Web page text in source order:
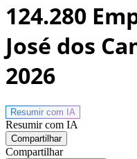
124.280
José dos
2026
Resumir com IA
Resumir com IA
Compartilhar
Compartilhar